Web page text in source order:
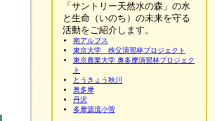
「サントリー天然水の森」の水
と生命（いのち）の未来を守る
活動をご紹介します。
南アルプス
東京大学 秩父演習林プロジェクト
東京農業大学 奥多摩演習林プロジェク
ト
とうきょう秋川
奥多摩
丹沢
多摩源流小菅